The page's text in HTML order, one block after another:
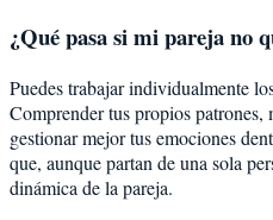
¿Qué pasa si mi pareja no
Puedes trabajar individualmente
Comprender tus propios
gestionar mejor tus emociones
que, aunque partan de una sola
dinámica de la pareja.